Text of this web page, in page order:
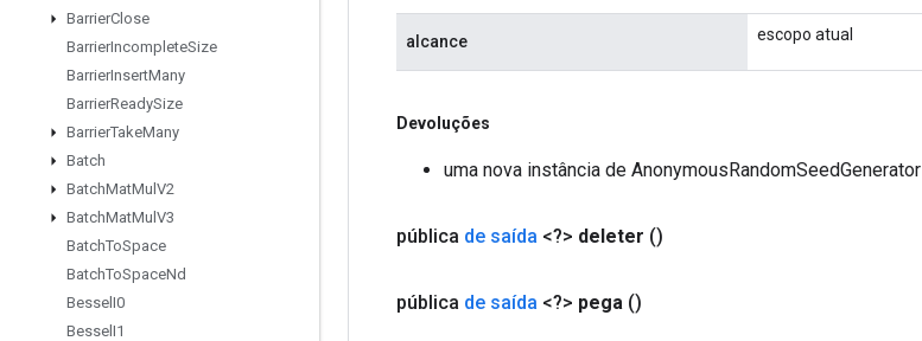
BarrierClose
BarrierIncompleteSize
BarrierInsertMany
BarrierReadySize
BarrierTakeMany
Batch
BatchMatMul V2
BatchMatMul V3
BatchToSpace
BatchToSpaceNd
Bessel I0
Bessel I1
alcance escopo atual
Devoluções
uma nova instância de AnonymousRandomSeedGenerator
pública de saída <?> deleter ()
pública de saída <?> pega ()